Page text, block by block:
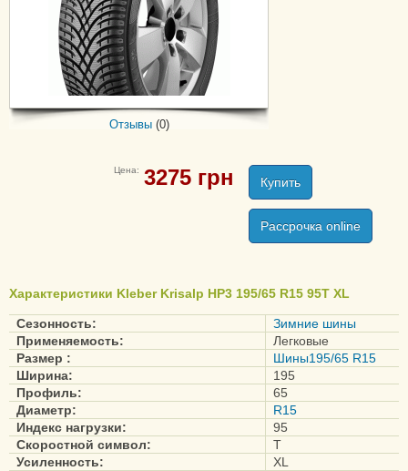
Отзывы (0)
Цена: 3275 грн Купить
Рассрочка online
Характеристики Kleber Krisalp HP3 195/65 R15 95T XL
Сезонность:
Зимние шины
Применяемость:
Легковые
Размер :
Шины195/65 R15
Ширина:
195
Профиль:
65
Диаметр:
R15
Индекс нагрузки:
95
Скоростной символ:
T
Усиленность:
XL